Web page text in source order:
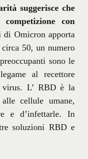
suggerisce che
con
Omicron apporta
50, un numero
sono le
al recettore
L’ RBD è la
cellule umane,
e d’infettarle. In
soluzioni RBD e